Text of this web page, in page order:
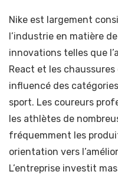
Nike est largement
l’industrie en matière
innovations telles que
React et les
influencé des
sport. Les coureurs
les athlètes de
fréquemment les
orientation vers
L’entreprise investit